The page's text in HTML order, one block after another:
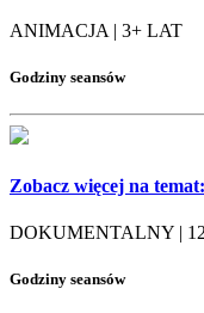
ANIMACJA | 3+ LAT
Godziny seansów
Zobacz więcej na temat:
DOKUMENTALNY |
Godziny seansów